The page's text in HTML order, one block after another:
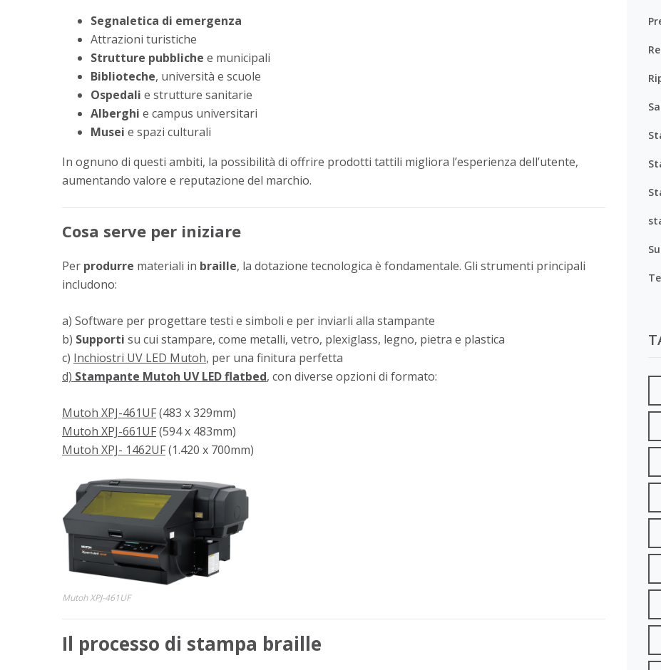
Segnaletica di emergenza
Attrazioni turistiche
Strutture pubbliche e municipali
Biblioteche, università e scuole
Ospedali e strutture sanitarie
Alberghi e campus universitari
Musei e spazi culturali
In ognuno di questi ambiti, la possibilità di offrire prodotti tattili migliora l’esperienza dell’utente,
aumentando valore e reputazione del marchio.
Cosa serve per iniziare
Per produrre materiali in braille, la dotazione tecnologica è fondamentale. Gli strumenti principali
includono:
a) Software per progettare testi e simboli e per inviarli alla stampante
b) Supporti su cui stampare, come metalli, vetro, plexiglass, legno, pietra e plastica
c) Inchiostri UV LED Mutoh, per una finitura perfetta
d) Stampante Mutoh UV LED flatbed, con diverse opzioni di formato:
Mutoh XPJ-461UF(483 x 329mm)
Mutoh XPJ-661UF(594 x 483mm)
Mutoh XPJ- 1462UF(1.420 x 700mm)
Mutoh XPJ-461UF
Il processo di stampa braille